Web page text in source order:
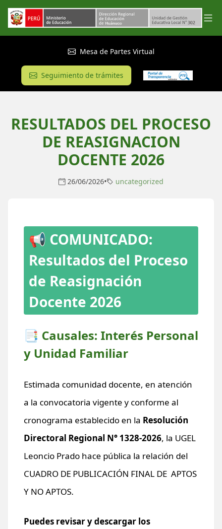
Mesa de Partes Virtual
Seguimiento de trámites
RESULTADOS DEL PROCESO
DE REASIGNACION
DOCENTE 2026
26/06/2026• uncategorized
📢 COMUNICADO:
Resultados del Proceso
de Reasignación
Docente 2026
📑 Causales: Interés Personal
y Unidad Familiar
Estimada comunidad docente, en atención
a la convocatoria vigente y conforme al
cronograma establecido en la Resolución
Directoral Regional N° 1328-2026, la UGEL
Leoncio Prado hace pública la relación del
CUADRO DE PUBLICACIÓN FINAL DE APTOS
Y NO APTOS.
Puedes revisar y descargar los